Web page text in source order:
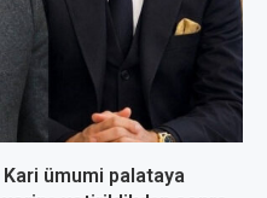
ümumi palataya